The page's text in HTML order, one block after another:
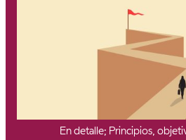
En detalle; Principios,